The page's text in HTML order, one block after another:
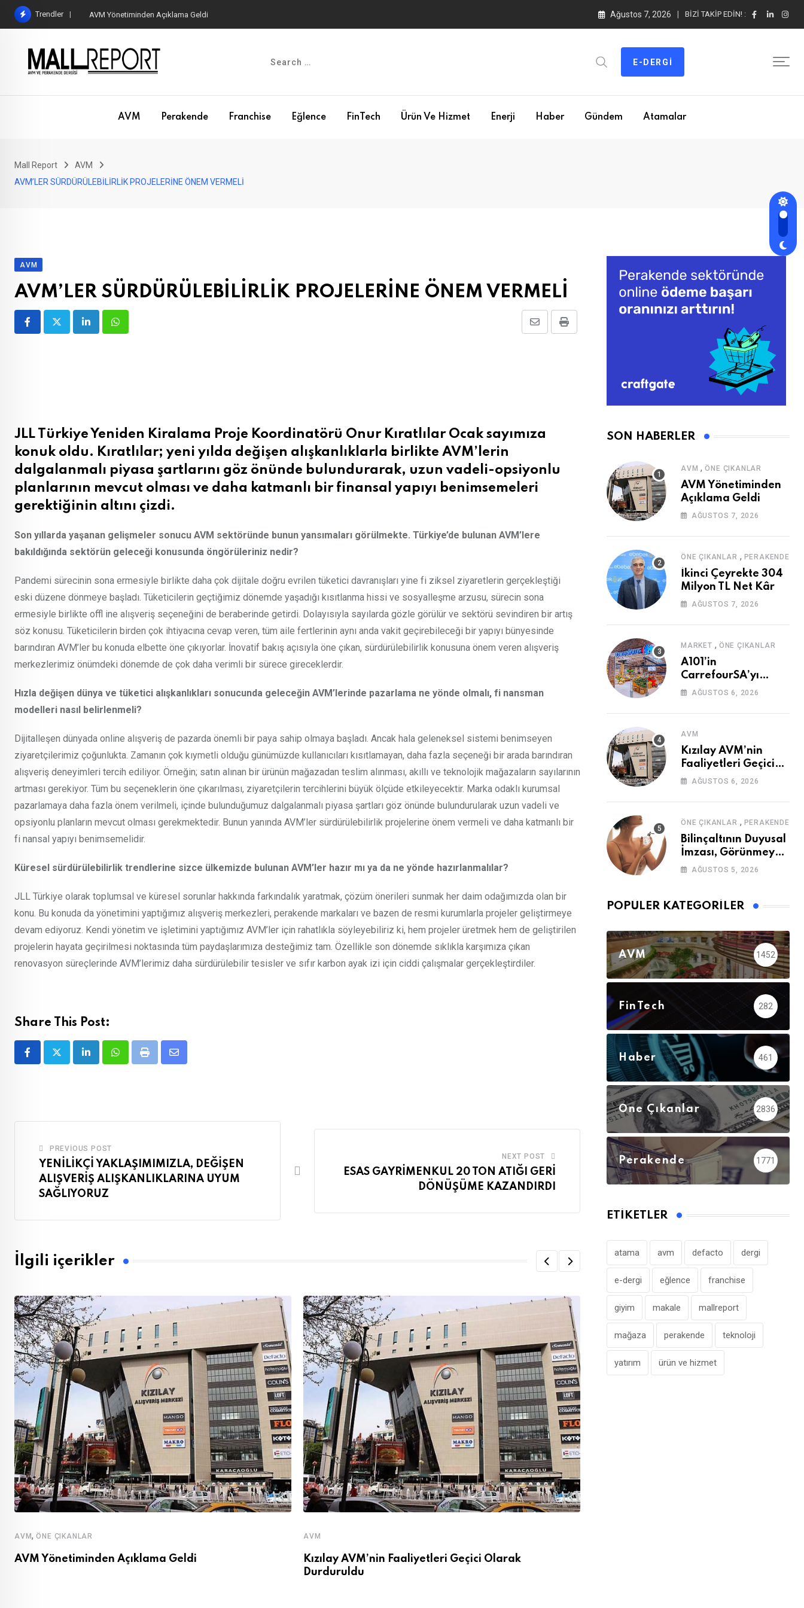
Skip
Trendler AVM Yönetiminden Açıklama Geldi Ağustos 7, 2026 BIZI TAKIP EDIN! :
E-DERGI
AVM Perakende Franchise Eğlence FinTech Ürün Ve Hizmet Enerji Haber Gündem Atamalar
Mall Report
AVM
AVM’LER SÜRDÜRÜLEBİLİRLİK PROJELERİNE ÖNEM VERMELİ
AVM
AVM’LER SÜRDÜRÜLEBİLİRLİK PROJELERİNE ÖNEM VERMELİ
LinkedInWhatsapp Print
Share
JLL Türkiye Yeniden Kiralama Proje Koordinatörü Onur Kıratlılar Ocak sayımıza
konuk oldu. Kıratlılar; yeni yılda değişen alışkanlıklarla birlikte AVM’lerin
dalgalanmalı piyasa şartlarını göz önünde bulundurarak, uzun vadeli-opsiyonlu
planlarının mevcut olması ve daha katmanlı bir finansal yapıyı benimsemeleri
gerektiğinin altını çizdi.
Son yıllarda yaşanan gelişmeler sonucu AVM sektöründe bunun yansımaları görülmekte. Türkiye’de bulunan AVM’lere
bakıldığında sektörün geleceği konusunda öngörüleriniz nedir?
Pandemi sürecinin sona ermesiyle birlikte daha çok dijitale doğru evrilen tüketici davranışları yine fi ziksel ziyaretlerin gerçekleştiği
eski düzene dönmeye başladı. Tüketicilerin geçtiğimiz dönemde yaşadığı kısıtlanma hissi ve sosyalleşme arzusu, sürecin sona
ermesiyle birlikte offl ine alışveriş seçeneğini de beraberinde getirdi. Dolayısıyla sayılarda gözle görülür ve sektörü sevindiren bir artış
söz konusu. Tüketicilerin birden çok ihtiyacına cevap veren, tüm aile fertlerinin aynı anda vakit geçirebileceği bir yapıyı bünyesinde
barındıran AVM’ler bu konuda elbette öne çıkıyorlar. İnovatif bakış açısıyla öne çıkan, sürdürülebilirlik konusuna önem veren alışveriş
merkezlerimiz önümdeki dönemde de çok daha verimli bir sürece gireceklerdir.
Hızla değişen dünya ve tüketici alışkanlıkları sonucunda geleceğin AVM’lerinde pazarlama ne yönde olmalı, fi nansman
modelleri nasıl belirlenmeli?
Dijitalleşen dünyada online alışveriş de pazarda önemli bir paya sahip olmaya başladı. Ancak hala geleneksel sistemi benimseyen
ziyaretçilerimiz çoğunlukta. Zamanın çok kıymetli olduğu günümüzde kullanıcıları kısıtlamayan, daha fazla seçeneği bir arada barındıran
alışveriş deneyimleri tercih ediliyor. Örneğin; satın alınan bir ürünün mağazadan teslim alınması, akıllı ve teknolojik mağazaların sayılarının
artması gerekiyor. Tüm bu seçeneklerin öne çıkarılması, ziyaretçilerin tercihlerini büyük ölçüde etkileyecektir. Marka odaklı kurumsal
pazarlamaya daha fazla önem verilmeli, içinde bulunduğumuz dalgalanmalı piyasa şartları göz önünde bulundurularak uzun vadeli ve
opsiyonlu planların mevcut olması gerekmektedir. Bunun yanında AVM’ler sürdürülebilirlik projelerine önem vermeli ve daha katmanlı bir
fi nansal yapıyı benimsemelidir.
Küresel sürdürülebilirlik trendlerine sizce ülkemizde bulunan AVM’ler hazır mı ya da ne yönde hazırlanmalılar?
JLL Türkiye olarak toplumsal ve küresel sorunlar hakkında farkındalık yaratmak, çözüm önerileri sunmak her daim odağımızda olan bir
konu. Bu konuda da yönetimini yaptığımız alışveriş merkezleri, perakende markaları ve bazen de resmi kurumlarla projeler geliştirmeye
devam ediyoruz. Kendi yönetim ve işletimini yaptığımız AVM’ler için rahatlıkla söyleyebiliriz ki, hem projeler üretmek hem de geliştirilen
projelerin hayata geçirilmesi noktasında tüm paydaşlarımıza desteğimiz tam. Özellikle son dönemde sıklıkla karşımıza çıkan
renovasyon süreçlerinde AVM’lerimiz daha sürdürülebilir tesisler ve sıfır karbon ayak izi için ciddi çalışmalar gerçekleştirdiler.
Share This Post:
LinkedInWhatsappPrint
Share
PREVIOUS POST
YENİLİKÇİ YAKLAŞIMIMIZLA, DEĞİŞEN
ALIŞVERİŞ ALIŞKANLIKLARINA UYUM
SAĞLIYORUZ
NEXT POST
ESAS GAYRİMENKUL 20 TON ATIĞI GERİ
DÖNÜŞÜME KAZANDIRDI
İlgili içerikler
AVM,ÖNE ÇIKANLAR
AVM Yönetiminden Açıklama Geldi
AVM
Kızılay AVM’nin Faaliyetleri Geçici Olarak
Durduruldu
SON HABERLER
AVM ,ÖNE ÇIKANLAR
AVM Yönetiminden
Açıklama Geldi
AĞUSTOS 7, 2026
ÖNE ÇIKANLAR , PERAKENDE
İkinci Çeyrekte 304
Milyon TL Net Kâr
AĞUSTOS 7, 2026
MARKET , ÖNE ÇIKANLAR
A101’in
CarrefourSA’yı
Devralmasına Şartlı
AĞUSTOS 6, 2026
AVM
Kızılay AVM’nin
Faaliyetleri Geçici
Olarak Durduruldu
AĞUSTOS 6, 2026
ÖNE ÇIKANLAR , PERAKENDE
Bilinçaltının Duyusal
İmzası, Görünmeyen
GüçAĞUSTOS 5, 2026
POPÜLER KATEGORILER
AVM 1452
FinTech 282
Haber 461
Öne Çıkanlar 2836
Perakende 1771
ETIKETLER
atama avm defacto dergi
e-dergi eğlence franchise
giyim makale mallreport
mağaza perakende teknoloji
yatırım ürün ve hizmet